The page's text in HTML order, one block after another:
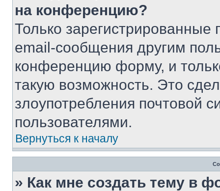
на конференцию?
Только зарегистрированные
email-сообщения другим
конференцию форму, и
такую возможность. Это
злоупотребления почтовой
пользователями.
Вернуться к началу
» Как мне создать тему в